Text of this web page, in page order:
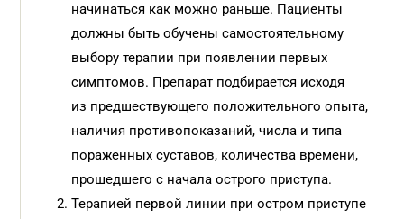
начинаться как можно раньше. Пациенты
должны быть обучены самостоятельному
выбору терапии при появлении первых
симптомов. Препарат подбирается исходя
из предшествующего положительного опыта,
наличия противопоказаний, числа и типа
пораженных суставов, количества времени,
прошедшего с начала острого приступа.
Терапией первой линии при остром приступе